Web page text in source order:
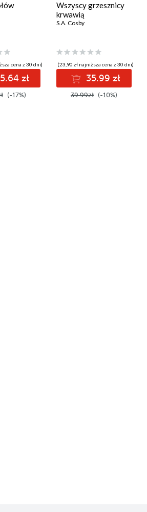
cena z 30 dni)
zł
(-17%)
Wszyscy grzesznicy
krwawią
S.A. Cosby
(23,90 zł najniższa cena z 30 dni)
35.99 zł
39.99zł (-10%)